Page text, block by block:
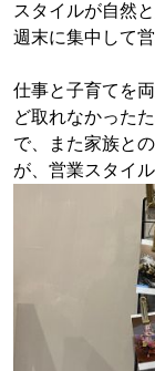
スタイルが自然
週末に集中して
仕事と子育てを
ど取れなかった
で、また家族と
が、営業スタイ